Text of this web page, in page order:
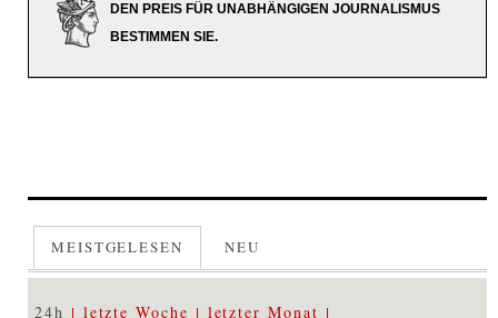
DEN PREIS FÜR UNABHÄNGIGEN JOURNALISMUS
BESTIMMEN SIE.
MEISTGELESEN NEU
24h letzte Woche letzter Monat